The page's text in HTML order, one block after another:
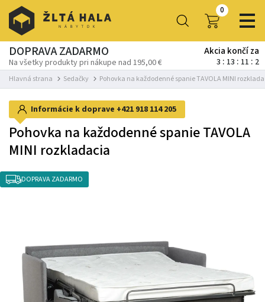
0
DOPRAVA ZADARMO
Na všetky produkty pri nákupe nad 195,00 €
Akcia končí za
3 13 11 2
Hlavná strana Sedačky Pohovka na každodenné spanie TAVOLA MINI
Informácie k doprave +421 918 114 205
Pohovka na každodenné spanie TAVOLA
MINI rozkladacia
DOPRAVA ZADARMO